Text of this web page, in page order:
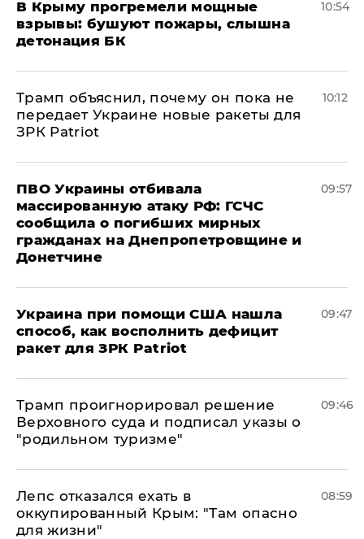
В Крыму прогремели мощные
взрывы: бушуют пожары, слышна
детонация БК
10:54
Трамп объяснил, почему он пока не
передает Украине новые ракеты для
ЗРК Patriot
10:12
ПВО Украины отбивала
массированную атаку РФ: ГСЧС
сообщила о погибших мирных
гражданах на Днепропетровщине и
Донетчине
09:57
Украина при помощи США нашла
способ, как восполнить дефицит
ракет для ЗРК Patriot
09:47
Трамп проигнорировал решение
Верховного суда и подписал указы о
"родильном туризме"
09:46
Лепс отказался ехать в
оккупированный Крым: "Там опасно
для жизни"
08:59